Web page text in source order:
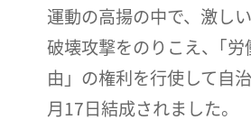
運動の高揚の中で、激し
破壊攻撃をのりこえ、｢
由」の権利を行使して自
月17日結成されました。